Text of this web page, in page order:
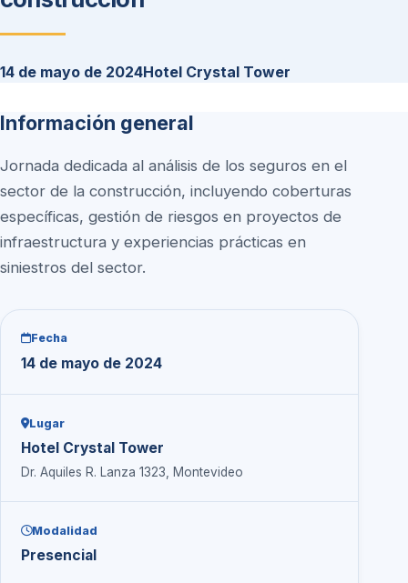
14 de mayo de 2024Hotel Crystal Tower
Información general
Jornada dedicada al análisis de los seguros en el
sector de la construcción, incluyendo coberturas
específicas, gestión de riesgos en proyectos de
infraestructura y experiencias prácticas en
siniestros del sector.
Fecha
14 de mayo de 2024
Lugar
Hotel Crystal Tower
Dr. Aquiles R. Lanza 1323, Montevideo
Modalidad
Presencial